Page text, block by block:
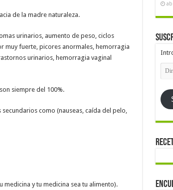
de la madre naturaleza.
urinarios, aumento de peso, ciclos
muy fuerte, picores anormales, hemorragia
urinarios, hemorragia vaginal
siempre del 100%.
como (nauseas, caída del pelo,
medicina y tu medicina sea tu alimento).
de